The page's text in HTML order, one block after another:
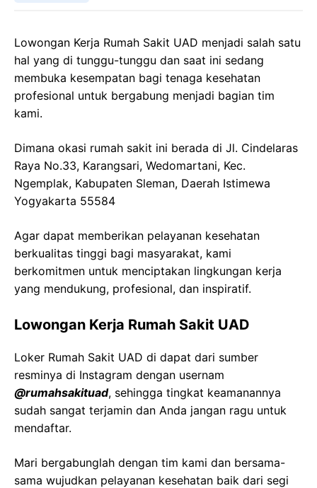
Lowongan Kerja Rumah Sakit UAD menjadi salah satu
hal yang di tunggu-tunggu dan saat ini sedang
membuka kesempatan bagi tenaga kesehatan
profesional untuk bergabung menjadi bagian tim
kami.
Dimana okasi rumah sakit ini berada di Jl. Cindelaras
Raya No.33, Karangsari, Wedomartani, Kec.
Ngemplak, Kabupaten Sleman, Daerah Istimewa
Yogyakarta 55584
Agar dapat memberikan pelayanan kesehatan
berkualitas tinggi bagi masyarakat, kami
berkomitmen untuk menciptakan lingkungan kerja
yang mendukung, profesional, dan inspiratif.
Lowongan Kerja Rumah Sakit UAD
Loker Rumah Sakit UAD di dapat dari sumber
resminya di Instagram dengan usernam
@rumahsakituad, sehingga tingkat keamanannya
sudah sangat terjamin dan Anda jangan ragu untuk
mendaftar.
Mari bergabunglah dengan tim kami dan bersama-
sama wujudkan pelayanan kesehatan baik dari segi